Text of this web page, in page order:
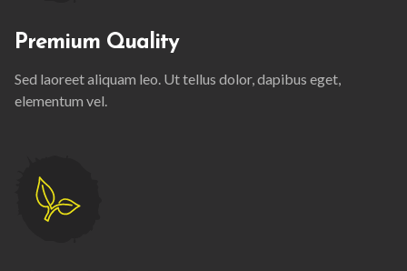
Premium Quality
Sed laoreet aliquam leo. Ut tellus dolor, dapibus eget,
elementum vel.